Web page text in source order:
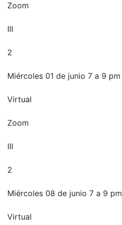
Zoom
III
2
Miércoles 01 de junio 7 a 9 pm
Virtual
Zoom
III
2
Miércoles 08 de junio 7 a 9 pm
Virtual